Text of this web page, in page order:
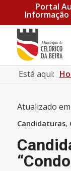
Portal
Está aqui:
Atualizado em
Candidaturas,